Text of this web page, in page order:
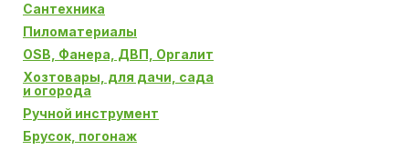
Сантехника
Пиломатериалы
OSB, Фанера, ДВП, Оргалит
Хозтовары, для дачи, сада
и огорода
Ручной инструмент
Брусок, погонаж